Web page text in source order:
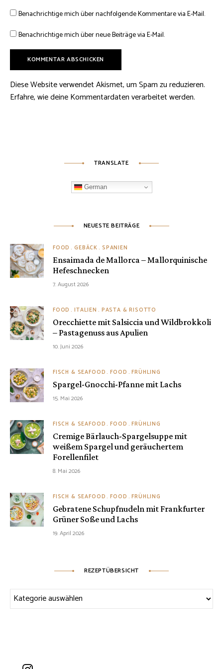
Benachrichtige mich über nachfolgende Kommentare via E-Mail.
Benachrichtige mich über neue Beiträge via E-Mail.
Diese Website verwendet Akismet, um Spam zu reduzieren.
Erfahre, wie deine Kommentardaten verarbeitet werden.
TRANSLATE
German
NEUESTE BEITRÄGE
FOOD GEBÄCK SPANIEN
Ensaimada de Mallorca – Mallorquinische
Hefeschnecken
7. August 2026
FOOD ITALIEN PASTA & RISOTTO
Orecchiette mit Salsiccia und Wildbrokkoli
– Pastagenuss aus Apulien
10. Juni 2026
FISCH & SEAFOOD FOOD FRÜHLING
Spargel-Gnocchi-Pfanne mit Lachs
15. Mai 2026
FISCH & SEAFOOD FOOD FRÜHLING
Cremige Bärlauch-Spargelsuppe mit
weißem Spargel und geräuchertem
Forellenfilet
8. Mai 2026
FISCH & SEAFOOD FOOD FRÜHLING
Gebratene Schupfnudeln mit Frankfurter
Grüner Soße und Lachs
19. April 2026
REZEPTÜBERSICHT
Rezeptübersicht